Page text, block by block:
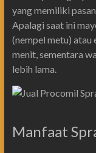
yang memiliki
Apalagi saat ini
(nempel metu) atau
menit, sementara
lebih lama.
Manfaat